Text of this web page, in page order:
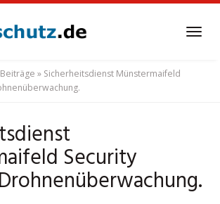
» Sicherheitsdienst Münstermaifeld
Security